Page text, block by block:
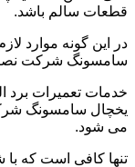
قطعات سالم باشد.
در این گونه موارد
سامسونگ شرکت
خدمات تعمیرات برد
یخچال سامسونگ
می شود.